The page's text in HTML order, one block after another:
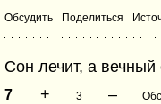
Обсудить Поделиться
Сон лечит, а вечный
7 + 3 –